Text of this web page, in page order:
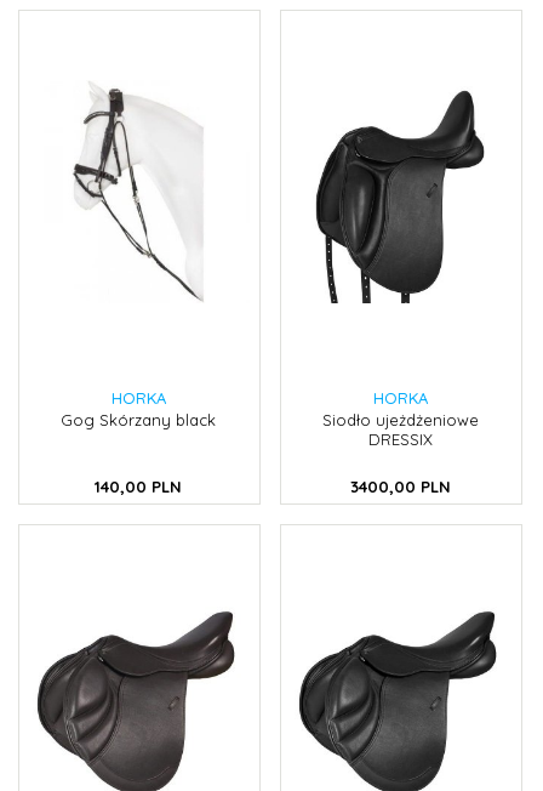
HORKA
Gog Skórzany black
140,00 PLN
HORKA
Siodło ujeżdżeniowe
DRESSIX
3400,00 PLN